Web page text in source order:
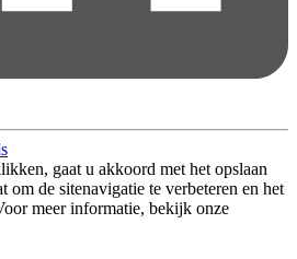
gaat u akkoord met het opslaan
om de sitenavigatie te verbeteren en het
meer informatie, bekijk onze